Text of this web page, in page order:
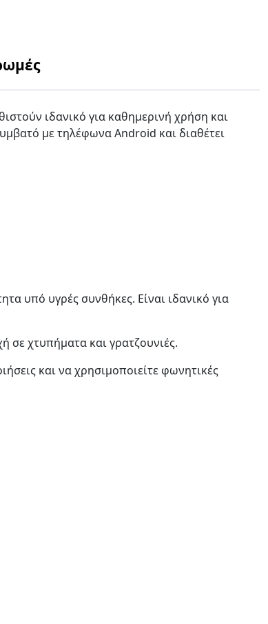
ιδανικό για καθημερινή χρήση και
με τηλέφωνα Android και διαθέτει
υπό υγρές συνθήκες. Είναι ιδανικό για
σε χτυπήματα και γρατζουνιές.
και να χρησιμοποιείτε φωνητικές